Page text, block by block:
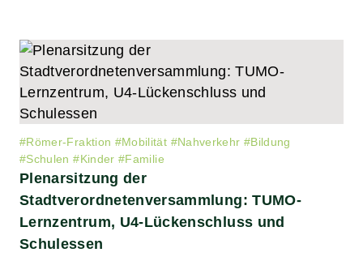
#Römer-Fraktion #Mobilität #Nahverkehr #Bildung
#Schulen #Kinder #Familie
Plenarsitzung der
Stadtverordnetenversammlung: TUMO-
Lernzentrum, U4-Lückenschluss und
Schulessen